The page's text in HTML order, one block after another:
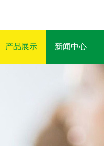
产品展示 新闻中心